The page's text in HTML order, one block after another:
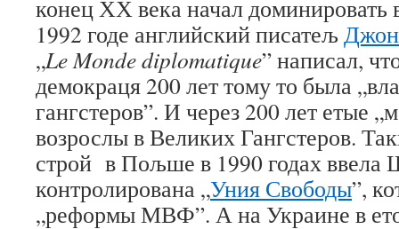
конец ХХ века начал доминировать
1992 годе английский писатељ
„LeMondediplomatique” написал,
демокраця 200 лет тому то была
гангстеров”. И через 200 лет етые
возрослы в Великих Гангстеров.
строй в Пољше в 1990 годах
контролирована „Уния Свободы”,
„реформы МВФ”. А на Украине в